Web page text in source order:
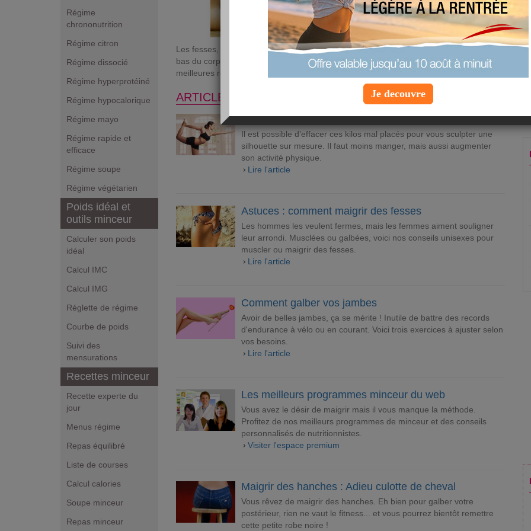
Régime
chrononutrition
Régime citron
Régime dissocié
Régime hyperprotéiné
Régime hypocalorique
Régime mayo
Régime rapide et
efficace
Régime soupe
Régime végétarien
Poids idéal et
outils minceur
Calculer son poids
idéal
Calcul IMC
Calcul IMG
Réglette de régime
Courbe de poids
Suivi des
mensurations
Recettes minceur
Recette experte du
jour
Menus régime
Repas équilibré
Liste de courses
Calcul calories
Soupe minceur
Repas minceur
Les fesses, les bras, ou les cuisses, nous aimerions tous pouvoir maigrir du haut ou du
bas du corps. Les solutions sont différentes pour chacun, alors voici un éventail des
meilleures recettes pour maigrir à la carte !
ARTICLES MINCEUR
Choisissez votre sport pour maigrir
Il est possible d’effacer ces kilos mal placés pour vous sculpter une
silhouette sur mesure. Il faut moins manger, mais aussi augmenter
son activité physique.
Lire l'article
Astuces : comment maigrir des fesses
Les hommes les veulent fermes, mais les femmes aiment souligner
leur arrondi. Musclées ou galbées, voici nos conseils unisexes pour
muscler ou maigrir des fesses.
Lire l'article
Comment galber vos jambes
Avoir de belles jambes, ça se mérite ! Inutile de battre des records
d'endurance à vélo ou en courant. Voici trois exercices à ajuster selon
vos besoins.
Lire l'article
Les meilleurs programmes minceur du web
Vous avez le désir de maigrir mais il vous manque la méthode.
Profitez de nos meilleurs programmes de minceur et des conseils
personnalisés de nutritionnistes.
Visiter l'espace premium
Maigrir des hanches : Adieu culotte de cheval
Vous rêvez de maigrir des hanches. Eh bien pour galber votre
postérieur, rien ne vaut le fitness... et vous pourrez bientôt remettre
cette petite robe noire !
Je decouvre